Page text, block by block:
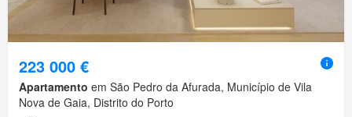
223 000 €
Apartamento em São Pedro da Afurada, Município de Vila
Nova de Gaia, Distrito do Porto